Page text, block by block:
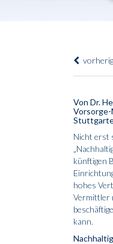
Von Dr.
Nicht erst
künftigen
hohes
Vermittler
kann.